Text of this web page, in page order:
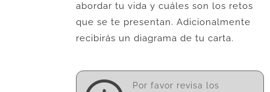
abordar tu vida y cuáles son los retos
que se te presentan. Adicionalmente
recibirás un diagrama de tu carta.
Por favor revisa los